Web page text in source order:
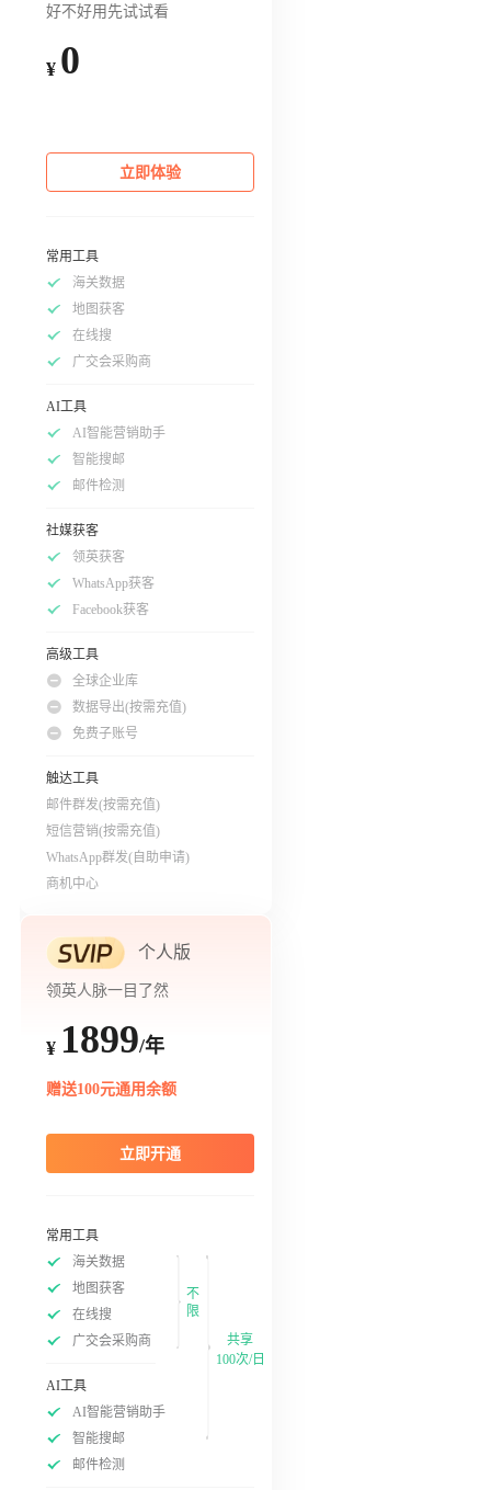
好不好用先试试看
¥ 0
立即体验
常用工具
海关数据
地图获客
在线搜
广交会采购商
AI工具
AI智能营销助手
智能搜邮
邮件检测
社媒获客
领英获客
WhatsApp获客
Facebook获客
高级工具
全球企业库
数据导出(按需充值)
免费子账号
触达工具
邮件群发(按需充值)
短信营销(按需充值)
WhatsApp群发(自助申请)
商机中心
个人版
领英人脉一目了然
¥ 1899/年
赠送100元通用余额
立即开通
常用工具
海关数据
地图获客
在线搜
广交会采购商
不
限
AI工具
AI智能营销助手
智能搜邮
邮件检测
共享
100次/日